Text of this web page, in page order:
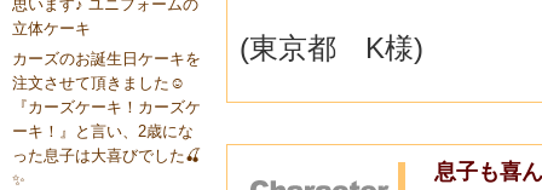
思います♪ ユニフォームの
立体ケーキ
カーズのお誕生日ケーキを
注文させて頂きました☺️
『カーズケーキ！カーズケ
ーキ！』と言い、2歳にな
った息子は大喜びでした🍒
✨
(東京都 K様)
息子も喜